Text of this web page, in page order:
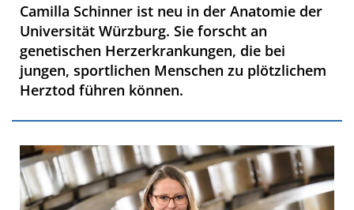
Camilla Schinner ist neu in der Anatomie der
Universität Würzburg. Sie forscht an
genetischen Herzerkrankungen, die bei
jungen, sportlichen Menschen zu plötzlichem
Herztod führen können.